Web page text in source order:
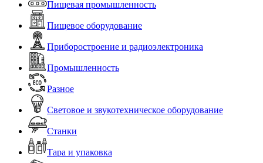
Пищевая промышленность
Пищевое оборудование
Приборостроение и радиоэлектроника
Промышленность
Разное
Световое и звукотехническое оборудование
Станки
Тара и упаковка